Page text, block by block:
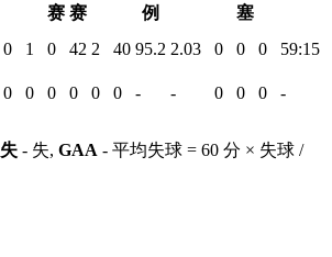
赛 赛
例
塞
0 1 0 42 2 40 95.2 2.03 0 0 0 59:15
0 0 0 0 0 0 - - 0 0 0
-
失 - 失, GAA - 平均失球 = 60 分 × 失球 /